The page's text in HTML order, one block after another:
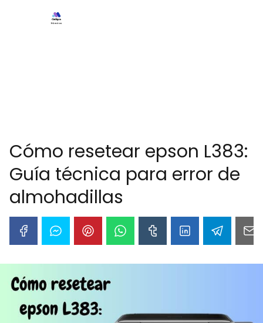
Cómo resetear epson L383:
Guía técnica para error de
almohadillas